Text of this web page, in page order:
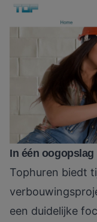
In één oogopslag
Tophuren biedt
een duidelijke